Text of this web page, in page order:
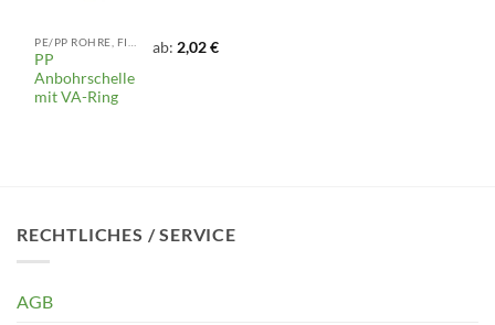
PP
Anbohrschelle
mit VA-Ring
ab: 2,02€
RECHTLICHES / SERVICE
AGB